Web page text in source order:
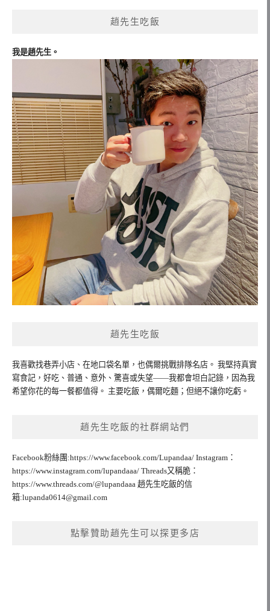
趙先生吃飯
我是趙先生。
趙先生吃飯
我喜歡找巷弄小店、在地口袋名單，也偶爾挑戰排隊名店。 我堅持真實
寫食記，好吃、普通、意外、驚喜或失望——我都會坦白記錄，因為我
希望你花的每一餐都值得。 主要吃飯，偶爾吃麵；但絕不讓你吃虧。
趙先生吃飯的社群網站們
Facebook粉絲團:https://www.facebook.com/Lupandaa/ Instagram：
https://www.instagram.com/lupandaaa/ Threads又稱脆：
https://www.threads.com/@lupandaaa 趙先生吃飯的信
箱:lupanda0614@gmail.com
點擊贊助趙先生可以探更多店